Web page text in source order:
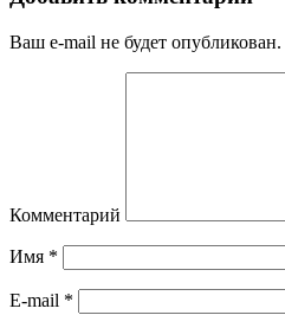
Ваш e-mail не будет опубликован.
Комментарий
Имя *
E-mail *